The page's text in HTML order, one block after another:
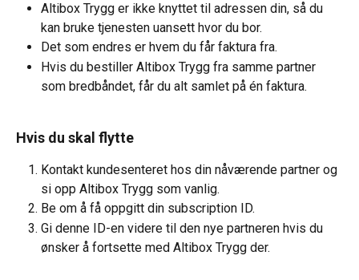
Altibox Trygg er ikke knyttet til adressen din, så du
kan bruke tjenesten uansett hvor du bor.
Det som endres er hvem du får faktura fra.
Hvis du bestiller Altibox Trygg fra samme partner
som bredbåndet, får du alt samlet på én faktura.
Hvis du skal flytte
Kontakt kundesenteret hos din nåværende partner og
si opp Altibox Trygg som vanlig.
Be om å få oppgitt din subscription ID.
Gi denne ID-en videre til den nye partneren hvis du
ønsker å fortsette med Altibox Trygg der.